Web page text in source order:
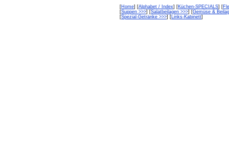
[Home] [Alphabet / Index] [Küchen-SPECIALS] [
[Suppen >>>] [Salatbeilagen >>>] [Gemüse &
[Spezial-Getränke >>>] [Links-Kabinett]